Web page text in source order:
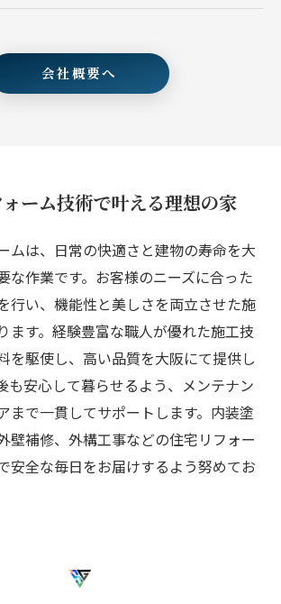
会社概要へ
ーム技術で叶える理想の家
ムは、日常の快適さと建物の寿命を大
な作業です。お客様のニーズに合った
行い、機能性と美しさを両立させた施
ます。経験豊富な職人が優れた施工技
を駆使し、高い品質を大阪にて提供し
も安心して暮らせるよう、メンテナン
まで一貫してサポートします。内装塗
壁補修、外構工事などの住宅リフォー
安全な毎日をお届けするよう努めてお